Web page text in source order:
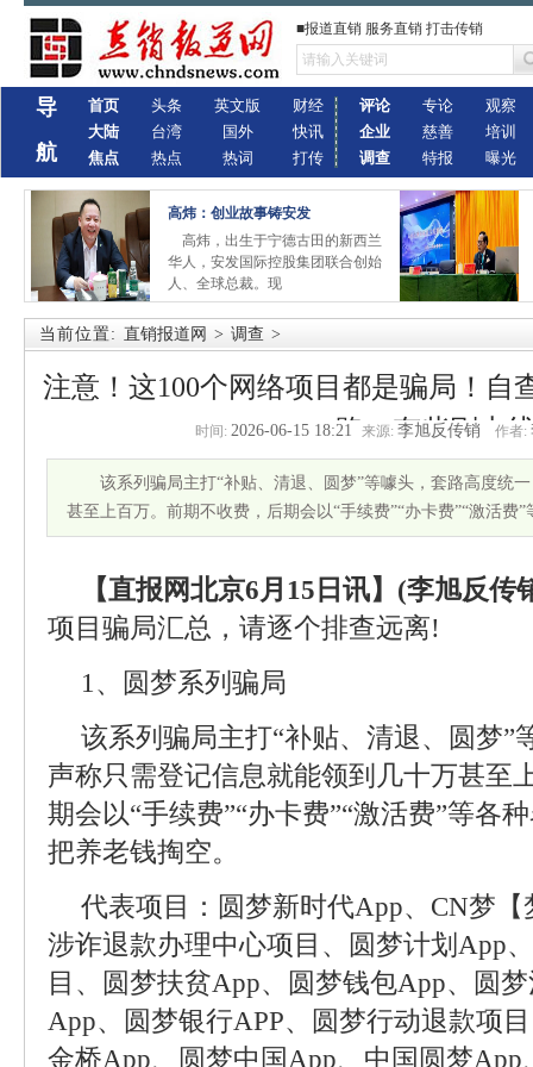
■报道直销 服务直销 打击传销
导
航
首页
大陆
焦点
头条
台湾
热点
英文版
国外
热词
财经
快讯
打传
评论
企业
调查
专论
慈善
特报
观察
培训
曝光
高炜：创业故事铸安发
高炜，出生于宁德古田的新西兰
华人，安发国际控股集团联合创始
人、全球总裁。现
当前位置: 直销报道网 > 调查 >
注意！这100个网络项目都是骗局！自
路，有些刚上
时间: 2026-06-15 18:21 来源: 李旭反传销 作者:
该系列骗局主打“补贴、清退、圆梦”等噱头，套路高度统
甚至上百万。前期不收费，后期会以“手续费”“办卡费”“激活费
【直报网北京6月15日讯】(李旭反传
项目骗局汇总，请逐个排查远离!
1、圆梦系列骗局
该系列骗局主打“补贴、清退、圆梦”
声称只需登记信息就能领到几十万甚至
期会以“手续费”“办卡费”“激活费”等各
把养老钱掏空。
代表项目：圆梦新时代App、CN梦
涉诈退款办理中心项目、圆梦计划App
目、圆梦扶贫App、圆梦钱包App、圆
App、圆梦银行APP、圆梦行动退款项
金桥App、圆梦中国App、中国圆梦